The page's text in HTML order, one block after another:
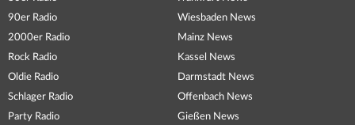
90er Radio
2000er Radio
Rock Radio
Oldie Radio
Schlager Radio
Party Radio
Wiesbaden News
Mainz News
Kassel News
Darmstadt News
Offenbach News
Gießen News